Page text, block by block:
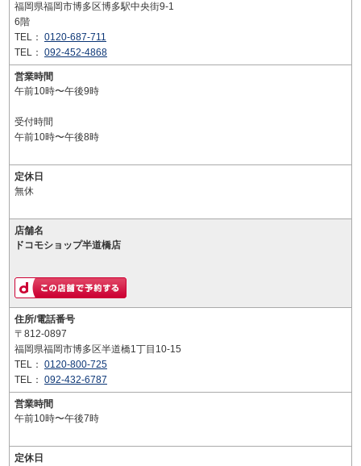
福岡県福岡市博多区博多駅中央街9-1
6階
TEL： 0120-687-711
TEL： 092-452-4868
営業時間
午前10時〜午後9時
受付時間
午前10時〜午後8時
定休日
無休
店舗名
ドコモショップ半道橋店
住所/電話番号
〒812-0897
福岡県福岡市博多区半道橋1丁目10-15
TEL： 0120-800-725
TEL： 092-432-6787
営業時間
午前10時〜午後7時
定休日